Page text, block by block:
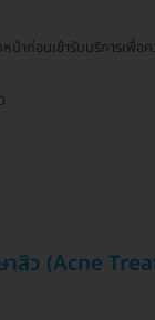
น้าก่อนเข้ารับบริการเพื่อค
าสิว (Acne